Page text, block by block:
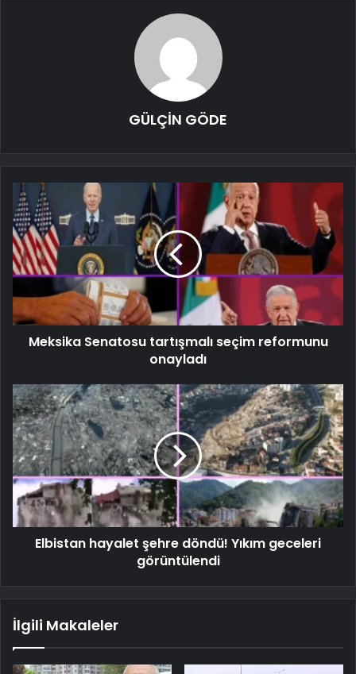
GÜLÇİN GÖDE
Meksika Senatosu tartışmalı seçim reformunu
onayladı
Elbistan hayalet şehre döndü! Yıkım geceleri
görüntülendi
İlgili Makaleler